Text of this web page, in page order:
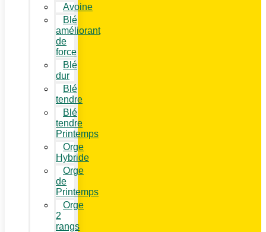
Avoine
Blé
améliorant
de
force
Blé
dur
Blé
tendre
Blé
tendre
Printemps
Orge
Hybride
Orge
de
Printemps
Orge
2
rangs